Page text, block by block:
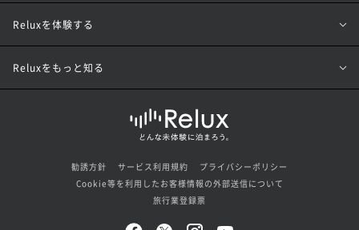
Reluxを体験する
Reluxをもっと知る
勧誘方針 サービス利用規約
プライバシーポリシー
Cookie等を利用したお客様情報の外部送信について
旅行業登録票